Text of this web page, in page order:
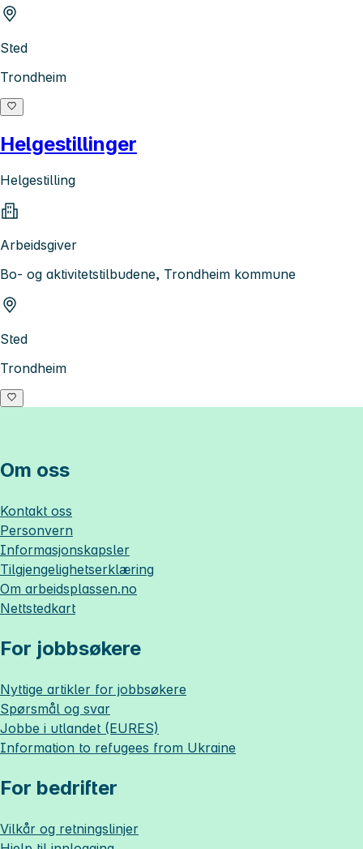
Sted
Trondheim
Helgestillinger
Helgestilling
Arbeidsgiver
Bo- og aktivitetstilbudene, Trondheim kommune
Sted
Trondheim
Om oss
Kontakt oss
Personvern
Informasjonskapsler
Tilgjengelighetserklæring
Om arbeidsplassen.no
Nettstedkart
For jobbsøkere
Nyttige artikler for jobbsøkere
Spørsmål og svar
Jobbe i utlandet (EURES)
Information to refugees from Ukraine
For bedrifter
Vilkår og retningslinjer